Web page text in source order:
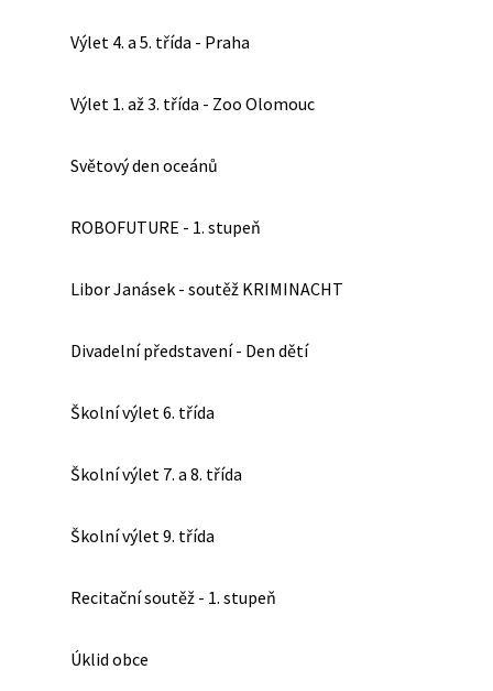
Výlet 4. a 5. třída - Praha
Výlet 1. až 3. třída - Zoo Olomouc
Světový den oceánů
ROBOFUTURE - 1. stupeň
Libor Janásek - soutěž KRIMINACHT
Divadelní představení - Den dětí
Školní výlet 6. třída
Školní výlet 7. a 8. třída
Školní výlet 9. třída
Recitační soutěž - 1. stupeň
Úklid obce